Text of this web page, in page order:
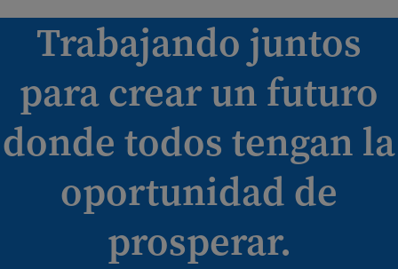
Trabajando juntos
para crear un futuro
donde todos tengan la
oportunidad de
prosperar.